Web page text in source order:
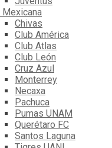
Mexicana
Chivas
Club América
Club Atlas
Club León
Cruz Azul
Monterrey
Necaxa
Pachuca
Pumas UNAM
Querétaro FC
Santos Laguna